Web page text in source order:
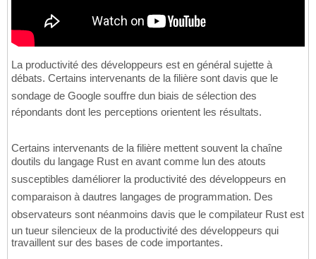
La productivité des développeurs est en général sujette à
débats. Certains intervenants de la filière sont davis que le
sondage de Google souffre dun biais de sélection des
répondants dont les perceptions orientent les résultats.
Certains intervenants de la filière mettent souvent la chaîne
doutils du langage Rust en avant comme lun des atouts
susceptibles daméliorer la productivité des développeurs en
comparaison à dautres langages de programmation. Des
observateurs sont néanmoins davis que le compilateur Rust est
un tueur silencieux de la productivité des développeurs qui
travaillent sur des bases de code importantes.